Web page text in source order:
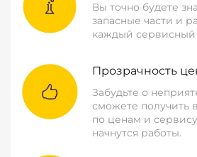
Вы точно будете
запасные части и
каждый сервисный
Прозрачность
Забудьте о
сможете
по ценам и
начнутся работы.